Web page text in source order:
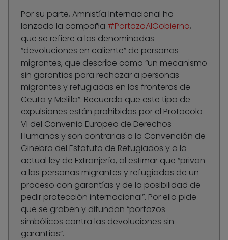
Por su parte, Amnistía Internacional ha
lanzado la campaña #PortazoAlGobierno,
que se refiere a las denominadas
“devoluciones en caliente” de personas
migrantes, que describe como “un mecanismo
sin garantías para rechazar a personas
migrantes y refugiadas en las fronteras de
Ceuta y Melilla”. Recuerda que este tipo de
expulsiones están prohibidas por el Protocolo
VI del Convenio Europeo de Derechos
Humanos y son contrarias a la Convención de
Ginebra del Estatuto de Refugiados y a la
actual ley de Extranjería, al estimar que “privan
a las personas migrantes y refugiadas de un
proceso con garantías y de la posibilidad de
pedir protección internacional”. Por ello pide
que se graben y difundan “portazos
simbólicos contra las devoluciones sin
garantías”.